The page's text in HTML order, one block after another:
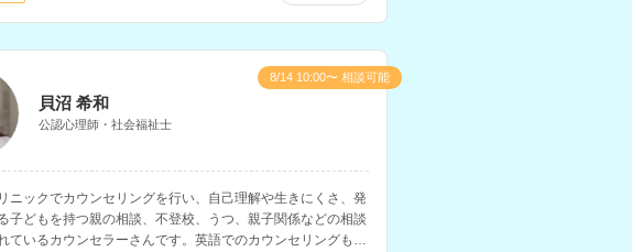
貝沼 希和
公認心理師・社会福祉士
ニックでカウンセリングを行い、自己理解や生きにくさ、発
子どもを持つ親の相談、不登校、うつ、親子関係などの相談
ているカウンセラーさんです。英語でのカウンセリングも可
8/14 10:00〜 相談可能